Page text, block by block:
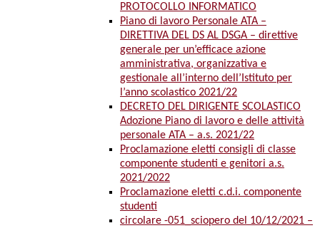
PROTOCOLLO INFORMATICO
Piano di lavoro Personale ATA –
DIRETTIVA DEL DS AL DSGA – direttive
generale per un’efficace azione
amministrativa, organizzativa e
gestionale all’interno dell’Istituto per
l’anno scolastico 2021/22
DECRETO DEL DIRIGENTE SCOLASTICO
Adozione Piano di lavoro e delle attività
personale ATA – a.s. 2021/22
Proclamazione eletti consigli di classe
componente studenti e genitori a.s.
2021/2022
Proclamazione eletti c.d.i. componente
studenti
circolare -051_sciopero del 10/12/2021 –